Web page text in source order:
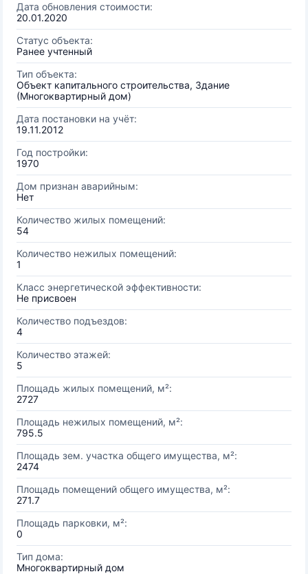
Дата обновления стоимости:
20.01.2020
Статус объекта:
Ранее учтенный
Тип объекта:
Объект капитального строительства, Здание
(Многоквартирный дом)
Дата постановки на учёт:
19.11.2012
Год постройки:
1970
Дом признан аварийным:
Нет
Количество жилых помещений:
54
Количество нежилых помещений:
1
Класс энергетической эффективности:
Не присвоен
Количество подъездов:
4
Количество этажей:
5
Площадь жилых помещений, м²:
2727
Площадь нежилых помещений, м²:
795.5
Площадь зем. участка общего имущества, м²:
2474
Площадь помещений общего имущества, м²:
271.7
Площадь парковки, м²:
0
Тип дома:
Многоквартирный дом